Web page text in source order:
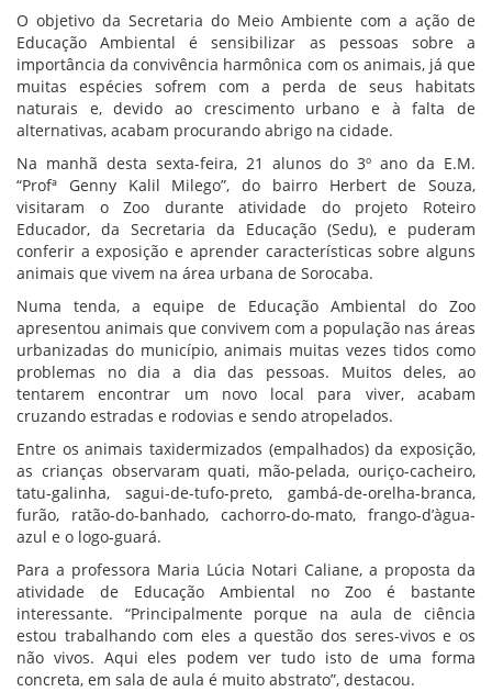
O objetivo da Secretaria do Meio Ambiente com a ação de
Educação Ambiental é sensibilizar as pessoas sobre a
importância da convivência harmônica com os animais, já que
muitas espécies sofrem com a perda de seus habitats
naturais e, devido ao crescimento urbano e à falta de
alternativas, acabam procurando abrigo na cidade.
Na manhã desta sexta-feira, 21 alunos do 3º ano da E.M.
“Profª Genny Kalil Milego”, do bairro Herbert de Souza,
visitaram o Zoo durante atividade do projeto Roteiro
Educador, da Secretaria da Educação (Sedu), e puderam
conferir a exposição e aprender características sobre alguns
animais que vivem na área urbana de Sorocaba.
Numa tenda, a equipe de Educação Ambiental do Zoo
apresentou animais que convivem com a população nas áreas
urbanizadas do município, animais muitas vezes tidos como
problemas no dia a dia das pessoas. Muitos deles, ao
tentarem encontrar um novo local para viver, acabam
cruzando estradas e rodovias e sendo atropelados.
Entre os animais taxidermizados (empalhados) da exposição,
as crianças observaram quati, mão-pelada, ouriço-cacheiro,
tatu-galinha, sagui-de-tufo-preto, gambá-de-orelha-branca,
furão, ratão-do-banhado, cachorro-do-mato, frango-d’àgua-
azul e o logo-guará.
Para a professora Maria Lúcia Notari Caliane, a proposta da
atividade de Educação Ambiental no Zoo é bastante
interessante. “Principalmente porque na aula de ciência
estou trabalhando com eles a questão dos seres-vivos e os
não vivos. Aqui eles podem ver tudo isto de uma forma
concreta, em sala de aula é muito abstrato”, destacou.